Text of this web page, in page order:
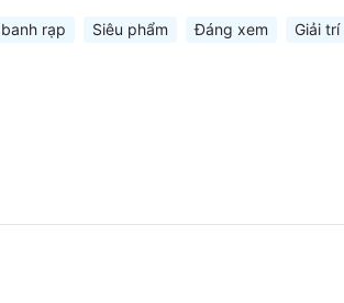
rạp Siêu phẩm Đáng xem Giải trí